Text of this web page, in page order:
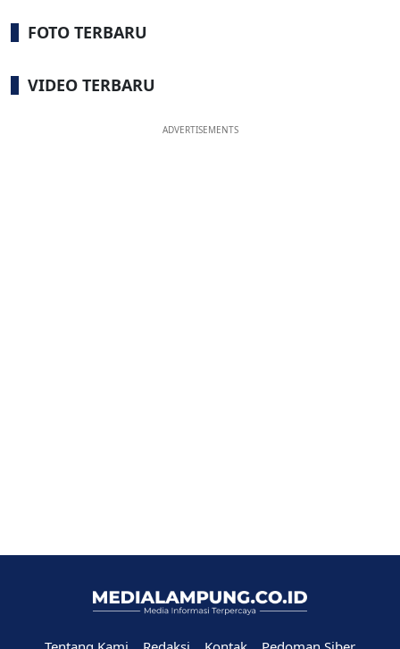
FOTO TERBARU
VIDEO TERBARU
ADVERTISEMENTS